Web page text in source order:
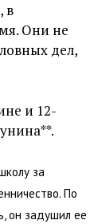
в
Они не
дел,
и 12-
за
По
он задушил ее